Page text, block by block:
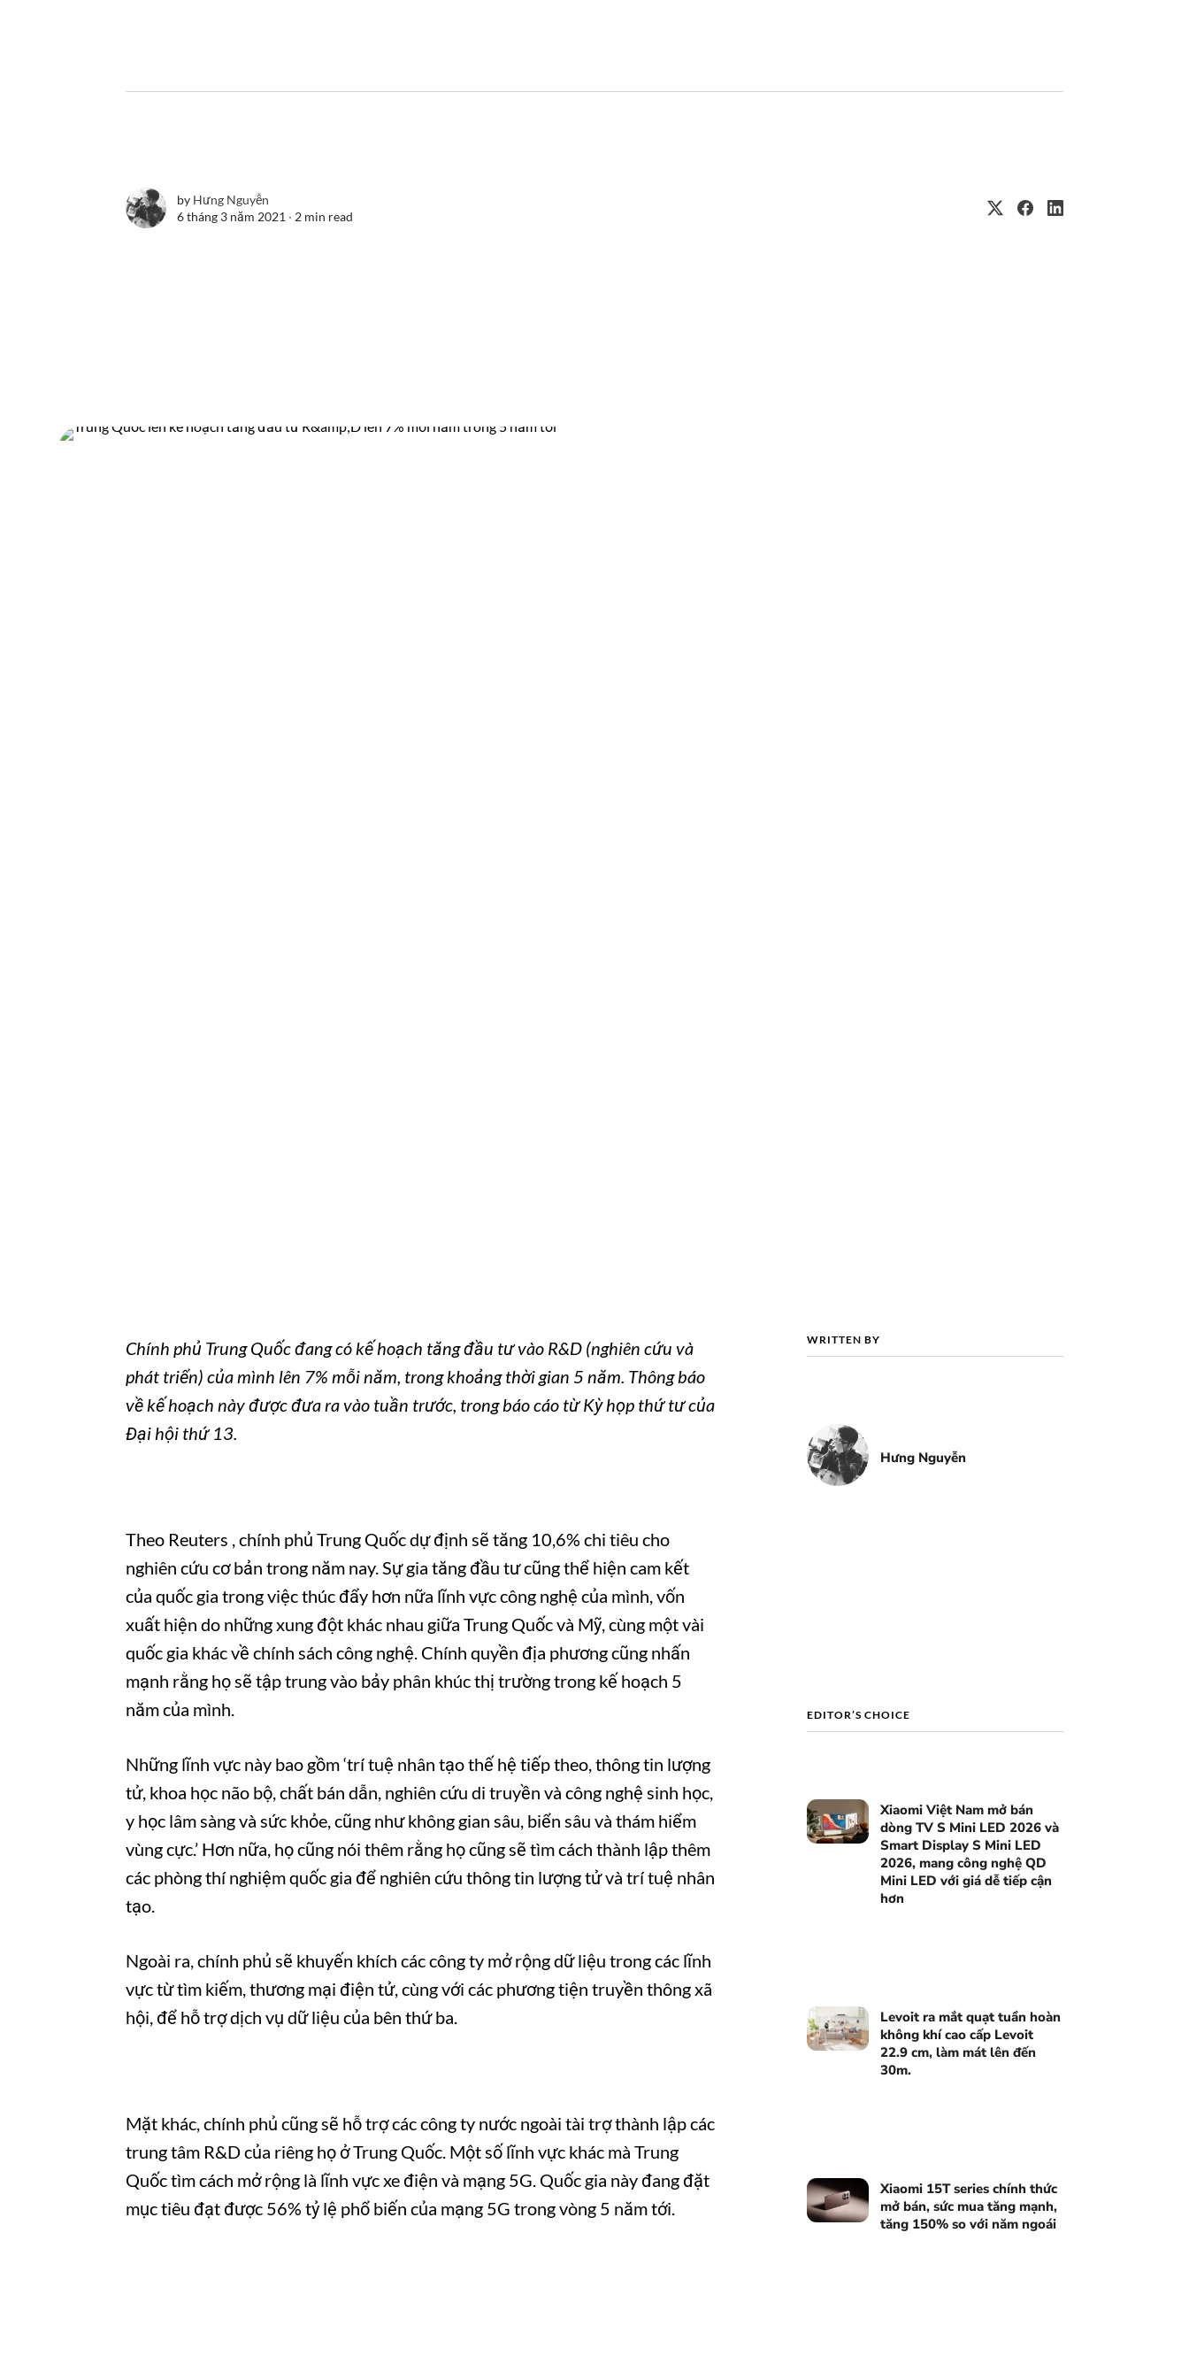
by Hưng Nguyễn
6 tháng 3 năm 2021 ∙ 2 min read
WRITTEN BY
Hưng Nguyễn
EDITOR’S CHOICE
Xiaomi Việt Nam mở bán
dòng TV S Mini LED 2026 và
Smart Display S Mini LED
2026, mang công nghệ QD
Mini LED với giá dễ tiếp cận
hơn
Levoit ra mắt quạt tuần hoàn
không khí cao cấp Levoit
22.9 cm, làm mát lên đến
30m.
Xiaomi 15T series chính thức
mở bán, sức mua tăng mạnh,
tăng 150% so với năm ngoái
Chính phủ Trung Quốc đang có kế hoạch tăng đầu tư vào R&D (nghiên cứu và
phát triển) của mình lên 7% mỗi năm, trong khoảng thời gian 5 năm. Thông báo
về kế hoạch này được đưa ra vào tuần trước, trong báo cáo từ Kỳ họp thứ tư của
Đại hội thứ 13.
Theo Reuters , chính phủ Trung Quốc dự định sẽ tăng 10,6% chi tiêu cho
nghiên cứu cơ bản trong năm nay. Sự gia tăng đầu tư cũng thể hiện cam kết
của quốc gia trong việc thúc đẩy hơn nữa lĩnh vực công nghệ của mình, vốn
xuất hiện do những xung đột khác nhau giữa Trung Quốc và Mỹ, cùng một vài
quốc gia khác về chính sách công nghệ. Chính quyền địa phương cũng nhấn
mạnh rằng họ sẽ tập trung vào bảy phân khúc thị trường trong kế hoạch 5
năm của mình.
Những lĩnh vực này bao gồm ‘trí tuệ nhân tạo thế hệ tiếp theo, thông tin lượng
tử, khoa học não bộ, chất bán dẫn, nghiên cứu di truyền và công nghệ sinh học,
y học lâm sàng và sức khỏe, cũng như không gian sâu, biển sâu và thám hiểm
vùng cực.’ Hơn nữa, họ cũng nói thêm rằng họ cũng sẽ tìm cách thành lập thêm
các phòng thí nghiệm quốc gia để nghiên cứu thông tin lượng tử và trí tuệ nhân
tạo.
Ngoài ra, chính phủ sẽ khuyến khích các công ty mở rộng dữ liệu trong các lĩnh
vực từ tìm kiếm, thương mại điện tử, cùng với các phương tiện truyền thông xã
hội, để hỗ trợ dịch vụ dữ liệu của bên thứ ba.
Mặt khác, chính phủ cũng sẽ hỗ trợ các công ty nước ngoài tài trợ thành lập các
trung tâm R&D của riêng họ ở Trung Quốc. Một số lĩnh vực khác mà Trung
Quốc tìm cách mở rộng là lĩnh vực xe điện và mạng 5G. Quốc gia này đang đặt
mục tiêu đạt được 56% tỷ lệ phổ biến của mạng 5G trong vòng 5 năm tới.